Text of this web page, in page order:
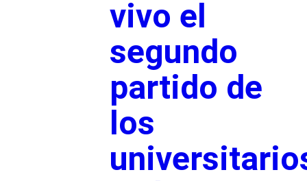
vivo el
segundo
partido de
los